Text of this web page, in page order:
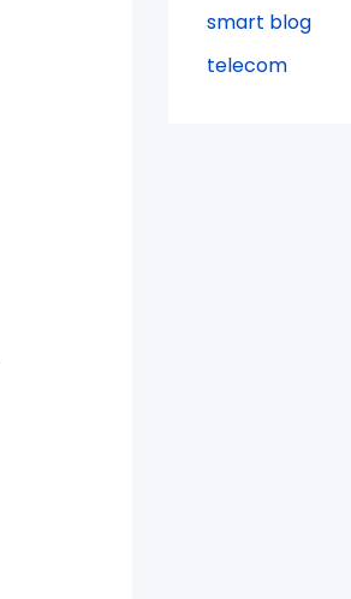
smart blog
telecom